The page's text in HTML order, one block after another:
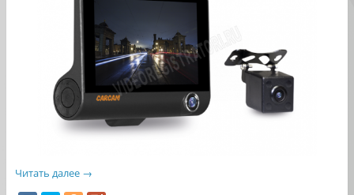
Читать далее →